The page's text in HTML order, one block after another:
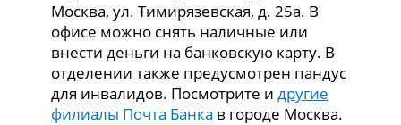
Москва, ул. Тимирязевская, д. 25а. В
офисе можно снять наличные или
внести деньги на банковскую карту. В
отделении также предусмотрен пандус
для инвалидов. Посмотрите идругие
филиалы Почта Банка в городе Москва.